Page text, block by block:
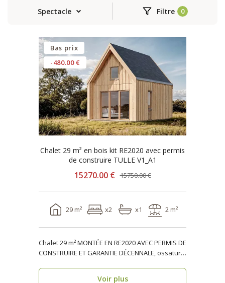
Spectacle Filtre
Bas prix
-480.00 €
Chalet 29 m² en bois kit RE2020 avec permis
de construire TULLE V1_A1
15270.00 € 15750.00 €
29 m² x2 x1 2 m²
Chalet 29 m² MONTÉE EN RE2020 AVEC PERMIS DE
CONSTRUIRE ET GARANTIE DÉCENNALE, ossature
Voir plus